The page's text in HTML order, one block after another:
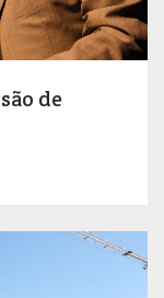
de